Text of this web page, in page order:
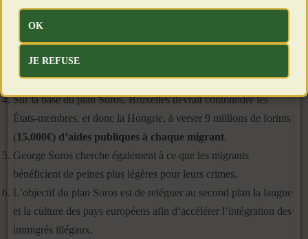
d’ouvrir les frontières aux immigrants.
Le plan Soros consiste également à imposer la répartition des
immigrés massés en Europe occidentale, en particulier vers les
pays d’Europe de l’Est. La Hongrie devrait alors également y
contribuer.
Sur la base du plan Soros, Bruxelles devrait contraindre les
États-membres, et donc la Hongrie, à verser 9 millions de forints
(15.000€) d’aides publiques à chaque migrant.
George Soros cherche également à ce que les migrants
bénéficient de peines plus légères pour leurs crimes.
L’objectif du plan Soros est de reléguer au second plan la langue
et la culture des pays européens afin d’accélérer l’intégration des
immigrés illégaux.
OK
JE REFUSE